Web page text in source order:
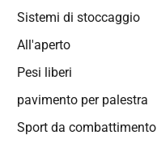
Sistemi di stoccaggio
All'aperto
Pesi liberi
pavimento per palestra
Sport da combattimento